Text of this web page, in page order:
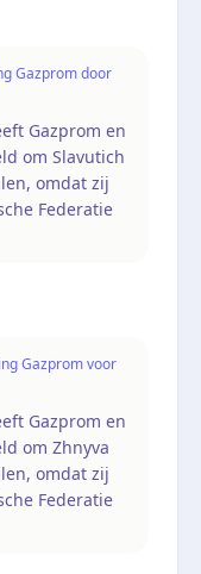
Gazprom door
Gazprom en
om Slavutich
omdat zij
Federatie
Gazprom voor
Gazprom en
om Zhnyva
omdat zij
Federatie